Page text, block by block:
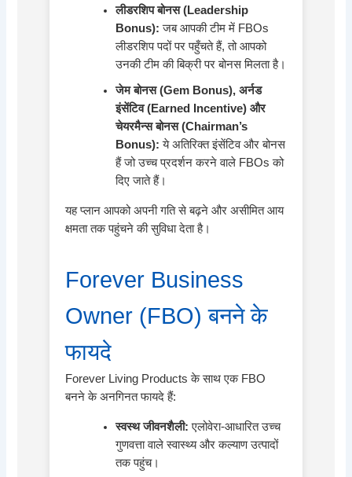
लीडरशिप बोनस (Leadership
Bonus): जब आपकी टीम में FBOs
लीडरशिप पदों पर पहुँचते हैं, तो आपको
उनकी टीम की बिक्री पर बोनस मिलता है।
जेम बोनस (Gem Bonus), अर्नड
इंसेंटिव (Earned Incentive) और
चेयरमैन्स बोनस (Chairman’s
Bonus): ये अतिरिक्त इंसेंटिव और बोनस
हैं जो उच्च प्रदर्शन करने वाले FBOs को
दिए जाते हैं।
यह प्लान आपको अपनी गति से बढ़ने और असीमित आय
क्षमता तक पहुंचने की सुविधा देता है।
Forever Business
Owner (FBO) बनने के
फायदे
Forever Living Products के साथ एक FBO
बनने के अनगिनत फायदे हैं:
स्वस्थ जीवनशैली: एलोवेरा-आधारित उच्च
गुणवत्ता वाले स्वास्थ्य और कल्याण उत्पादों
तक पहुंच।